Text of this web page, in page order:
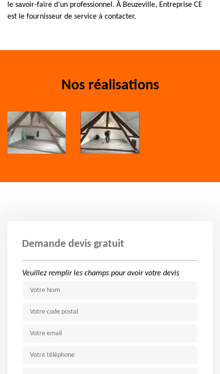
le savoir-faire d’un professionnel. À Beuzeville, Entreprise CE
est le fournisseur de service à contacter.
Nos réalisations
Demande devis gratuit
Veuillez remplir les champs pour avoir votre devis